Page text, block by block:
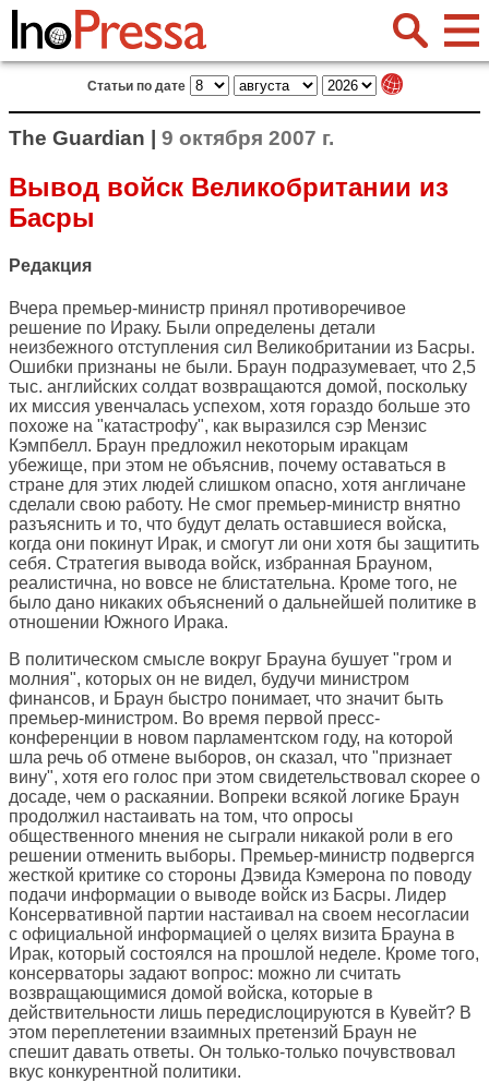
Статьи по дате
The Guardian | 9 октября 2007 г.
Вывод войск Великобритании из
Басры
Редакция
Вчера премьер-министр принял противоречивое
решение по Ираку. Были определены детали
неизбежного отступления сил Великобритании из Басры.
Ошибки признаны не были. Браун подразумевает, что 2,5
тыс. английских солдат возвращаются домой, поскольку
их миссия увенчалась успехом, хотя гораздо больше это
похоже на "катастрофу", как выразился сэр Мензис
Кэмпбелл. Браун предложил некоторым иракцам
убежище, при этом не объяснив, почему оставаться в
стране для этих людей слишком опасно, хотя англичане
сделали свою работу. Не смог премьер-министр внятно
разъяснить и то, что будут делать оставшиеся войска,
когда они покинут Ирак, и смогут ли они хотя бы защитить
себя. Стратегия вывода войск, избранная Брауном,
реалистична, но вовсе не блистательна. Кроме того, не
было дано никаких объяснений о дальнейшей политике в
отношении Южного Ирака.
В политическом смысле вокруг Брауна бушует "гром и
молния", которых он не видел, будучи министром
финансов, и Браун быстро понимает, что значит быть
премьер-министром. Во время первой пресс-
конференции в новом парламентском году, на которой
шла речь об отмене выборов, он сказал, что "признает
вину", хотя его голос при этом свидетельствовал скорее о
досаде, чем о раскаянии. Вопреки всякой логике Браун
продолжил настаивать на том, что опросы
общественного мнения не сыграли никакой роли в его
решении отменить выборы. Премьер-министр подвергся
жесткой критике со стороны Дэвида Кэмерона по поводу
подачи информации о выводе войск из Басры. Лидер
Консервативной партии настаивал на своем несогласии
с официальной информацией о целях визита Брауна в
Ирак, который состоялся на прошлой неделе. Кроме того,
консерваторы задают вопрос: можно ли считать
возвращающимися домой войска, которые в
действительности лишь передислоцируются в Кувейт? В
этом переплетении взаимных претензий Браун не
спешит давать ответы. Он только-только почувствовал
вкус конкурентной политики.